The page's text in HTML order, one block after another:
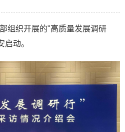
组织开展的"高质量发展调研
动。